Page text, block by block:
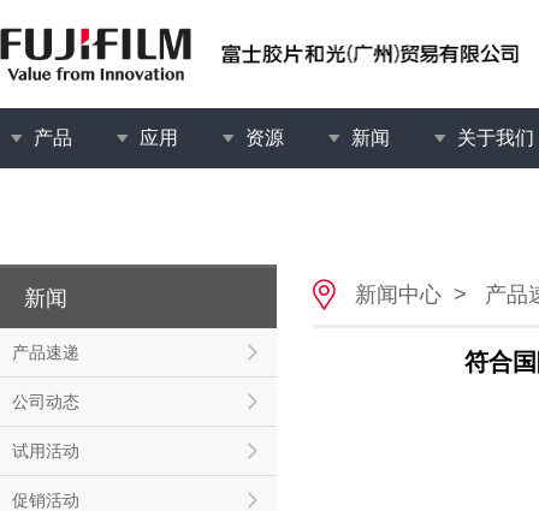
产品 应用 资源 新闻 关于我们
新闻
产品速递
公司动态
试用活动
促销活动
新闻中心 > 产品
符合